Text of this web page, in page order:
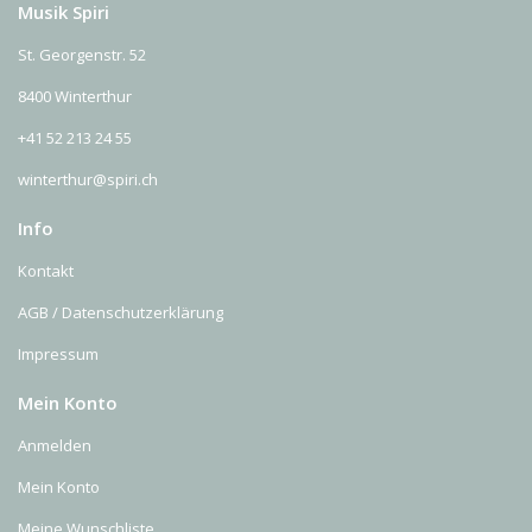
Musik Spiri
St. Georgenstr. 52
8400 Winterthur
+41 52 213 24 55
winterthur@spiri.ch
Info
Kontakt
AGB / Datenschutzerklärung
Impressum
Mein Konto
Anmelden
Mein Konto